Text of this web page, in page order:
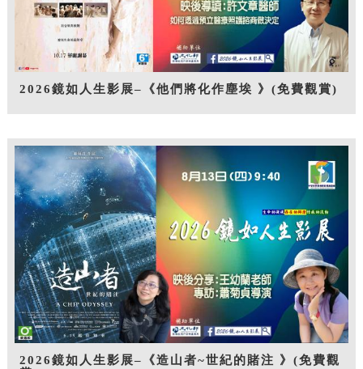
2026鏡如人生影展–《他們將化作塵埃 》(免費觀賞)
2026鏡如人生影展–《造山者~世紀的賭注 》(免費觀